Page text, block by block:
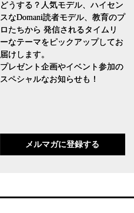
どうする？人気モデル、ハイセン
スなDomani読者モデル、教育のプ
ロたちから 発信されるタイムリ
ーなテーマをピックアップしてお
届けします。
プレゼント企画やイベント参加の
スペシャルなお知らせも！
メルマガに登録する